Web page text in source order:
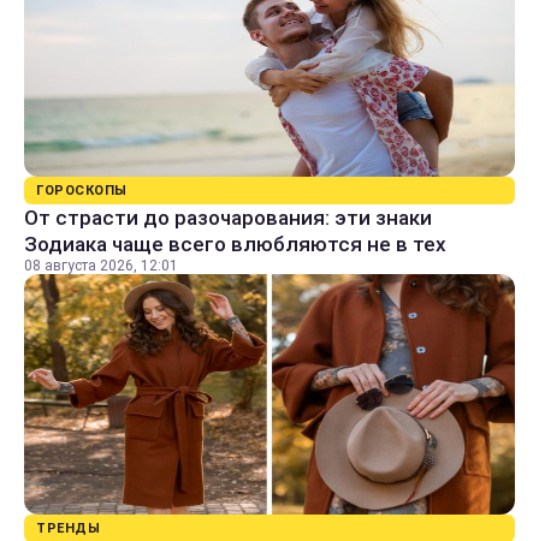
ГОРОСКОПЫ
От страсти до разочарования: эти знаки
Зодиака чаще всего влюбляются не в тех
08 августа 2026, 12:01
ТРЕНДЫ